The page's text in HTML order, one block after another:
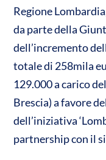
Regione
da parte della
dell’incremento
totale di 258mila
129.000 a carico
Brescia) a favore
dell’iniziativa
partnership con il